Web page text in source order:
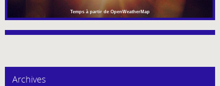
Temps à partir de OpenWeatherMap
Archives